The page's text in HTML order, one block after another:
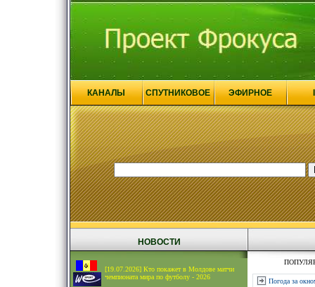
КАНАЛЫ СПУТНИКОВОЕ ЭФИРНОЕ
НОВОСТИ
[19.07.2026] Кто покажет в Молдове матчи
чемпионата мира по футболу - 2026
Погода за